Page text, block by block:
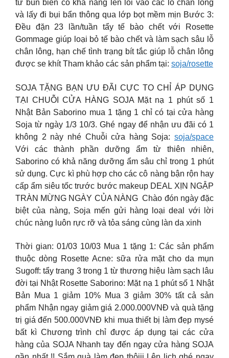
từ bùn biển có khả năng len lỏi vào các lỗ chân lông
và lấy đi bụi bẩn thông qua lớp bọt mềm mịn Bước 3:
Đều đặn 23 lần/tuần tẩy tế bào chết với Rosette
Gommage giúp loại bỏ tế bào chết và làm sạch sâu lỗ
chân lông, hạn chế tình trạng bít tắc giúp lỗ chân lông
được se khít Tham khảo các sản phẩm tại: soja/rosette
SOJA TẶNG BẠN ƯU ĐÃI CỰC TO CHỈ ÁP DỤNG
TẠI CHUỖI CỬA HÀNG SOJA Mặt nạ 1 phút số 1
Nhật Bản Saborino mua 1 tặng 1 chỉ có tại cửa hàng
Soja từ ngày 1/3 10/3. Ghé ngay để nhận ưu đãi có 1
không 2 này nhé Chuỗi cửa hàng Soja: soja/space
Với các thành phần dưỡng ẩm từ thiên nhiên,
Saborino có khả năng dưỡng ẩm sâu chỉ trong 1 phút
sử dụng. Cực kì phù hợp cho các cô nàng bận rộn hay
cấp ẩm siêu tốc trước bước makeup DEAL XỊN NGẬP
TRÀN MỪNG NGÀY CỦA NÀNG ️ Chào đón ngày đặc
biệt của nàng, Soja mến gửi hàng loại deal với lời
chúc nàng luôn rực rỡ và tỏa sáng cùng làn da xinh
Thời gian: 01/03 10/03 Mua 1 tặng 1: Các sản phẩm
thuộc dòng Rosette Acne: sữa rửa mặt cho da mụn
Sugoff: tẩy trang 3 trong 1 từ thương hiệu làm sạch lâu
đời tại Nhật Rosette Saborino: Mặt nạ 1 phút số 1 Nhật
Bản Mua 1 giảm 10% Mua 3 giảm 30% tất cả sản
phẩm Nhận ngay giảm giá 2.000.000VNĐ và quà tặng
trị giá đến 500.000VNĐ khi mua thiết bị làm đẹp mysé
bất kì Chương trình chỉ được áp dụng tại các cửa
hàng của SOJA Nhanh tay đến ngay cửa hàng SOJA